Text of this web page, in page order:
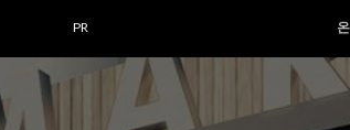
PR